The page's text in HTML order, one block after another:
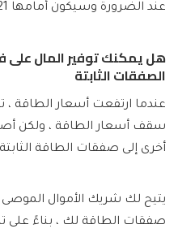
عند الضرورة وسيكون أمامها 21 يومًا للرد.
هل يمكنك توفير المال على
الصفقات الثابتة
عندما ارتفعت أسعار الطاقة
سقف أسعار الطاقة ، ولكن
أخرى إلى صفقات الطاقة
صفقات الطاقة لك ، بناءً على